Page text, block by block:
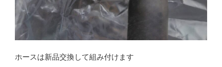
ホースは新品交換して組み付けます